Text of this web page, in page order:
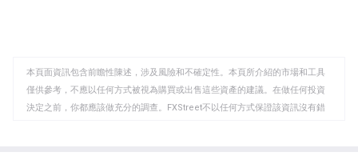
板
本頁面資訊包含前瞻性陳述，涉及風險和不確定性。本頁所介紹的市場和工具
僅供參考，不應以任何方式被視為購買或出售這些資產的建議。在做任何投資
決定之前，你都應該做充分的調查。FXStreet不以任何方式保證該資訊沒有錯